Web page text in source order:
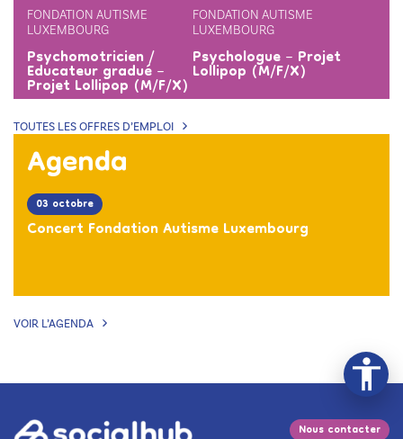
FONDATION AUTISME
LUXEMBOURG
Psychomotricien /
Educateur gradué –
Projet Lollipop (M/F/X)
FONDATION AUTISME
LUXEMBOURG
Psychologue – Projet
Lollipop (M/F/X)
TOUTES LES OFFRES D’EMPLOI
Agenda
03 octobre
Concert Fondation Autisme Luxembourg
VOIR L’AGENDA
Nous contacter